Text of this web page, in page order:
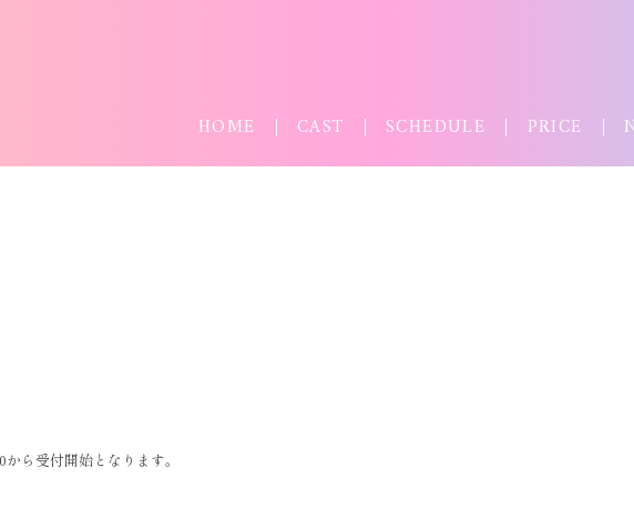
HOME CAST SCHEDULE PRICE
ら受付開始となります。